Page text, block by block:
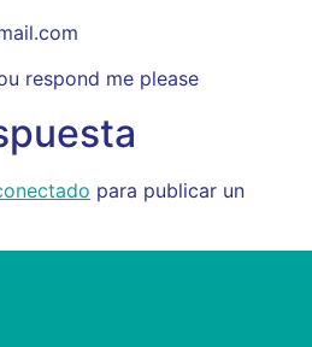
respond me please
para publicar un